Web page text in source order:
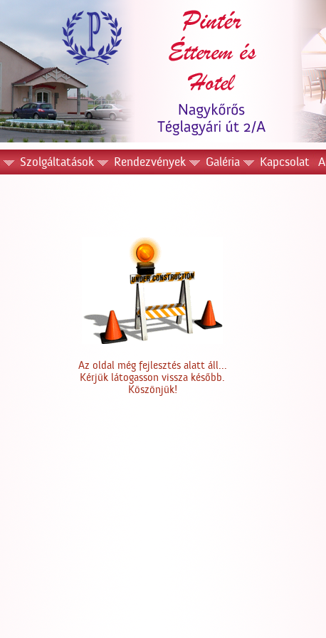
Szolgáltatások Rendezvények Galéria Kapcsolat
Az oldal még fejlesztés alatt áll...
Kérjük látogasson vissza később.
Köszönjük!